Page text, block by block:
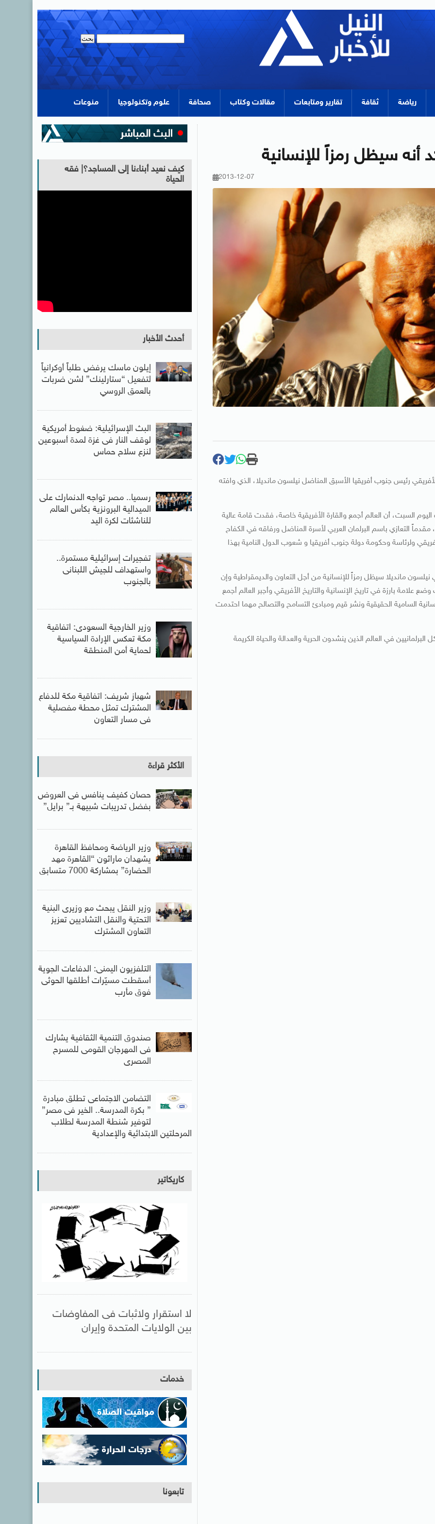
رياضة ثقافة تقارير ومتابعات مقالات وكتاب صحافة علوم وتكنولوجيا منوعات
أنه سيظل رمزاً للإنسانية
2013-12-07
رئيس جنوب أفريقيا الأسبق المناضل نيلسون مانديلا، الذي وافته
السبت، أن العالم أجمع والقارة الأفريقية خاصة، فقدت قامة عالية
التعازي باسم البرلمان العربي لأسرة المناضل ورفاقه في الكفاح
ولرئاسة وحكومة دولة جنوب أفريقيا و شعوب الدول النامية بهذا
نيلسون مانديلا سيظل رمزاً للإنسانية من أجل التعاون والديمقراطية وإن
بارزة في تاريخ الإنسانية والتاريخ الأفريقي وأجبر العالم أجمع
السامية الحقيقية ونشر قيم ومبادئ التسامح والتصالح مهما احتدمت
في العالم الذين ينشدون الحرية والعدالة والحياة الكريمة
كيف نعيد أبناءنا إلى المساجد؟| فقه
الحياة
أحدث الأخبار
إيلون ماسك يرفض طلباً أوكرانياً
لتفعيل “ستارلينك” لشن ضربات
بالعمق الروسي
البث الإسرائيلية: ضغوط أمريكية
لوقف النار فى غزة لمدة أسبوعين
لنزع سلاح حماس
رسميا.. مصر تواجه الدنمارك على
الميدالية البرونزية بكأس العالم
للناشئات لكرة اليد
تفجيرات إسرائيلية مستمرة..
واستهداف للجيش اللبنانى
بالجنوب
وزير الخارجية السعودى: اتفاقية
مكة تعكس الإرادة السياسية
لحماية أمن المنطقة
شهباز شريف: اتفاقية مكة للدفاع
المشترك تمثل محطة مفصلية
فى مسار التعاون
الأكثر قراءة
حصان كفيف ينافس فى العروض
بفضل تدريبات شبيهة بـ” برايل”
وزير الرياضة ومحافظ القاهرة
يشهدان ماراثون “القاهرة مهد
الحضارة” بمشاركة 7000 متسابق
وزير النقل يبحث مع وزيرى البنية
التحتية والنقل التشاديين تعزيز
التعاون المشترك
التلفزيون اليمنى: الدفاعات الجوية
أسقطت مسيّرات أطلقها الحوثى
فوق مأرب
صندوق التنمية الثقافية يشارك
فى المهرجان القومى للمسرح
المصرى
التضامن الاجتماعى تطلق مبادرة
” بكرة المدرسة.. الخير فى مصر”
لتوفير شنطة المدرسة لطلاب
المرحلتين الابتدائية والإعدادية
كاريكاتير
لا استقرار ولاثبات فى المفاوضات
بين الولايات المتحدة وإيران
خدمات
تابعونا